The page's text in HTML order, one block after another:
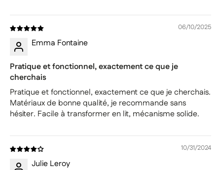
06/10/2025
Emma Fontaine
Pratique et fonctionnel, exactement ce que je
cherchais
Pratique et fonctionnel, exactement ce que je cherchais.
Matériaux de bonne qualité, je recommande sans
hésiter. Facile à transformer en lit, mécanisme solide.
10/31/2024
Julie Leroy